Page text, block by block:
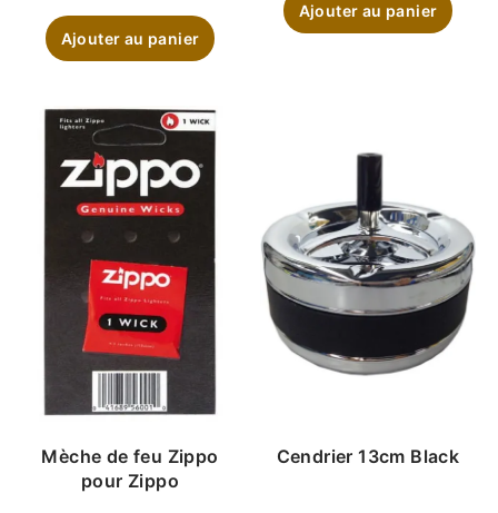
Ajouter au panier
Ajouter au panier
Mèche de feu Zippo
pour Zippo
Cendrier 13cm Black